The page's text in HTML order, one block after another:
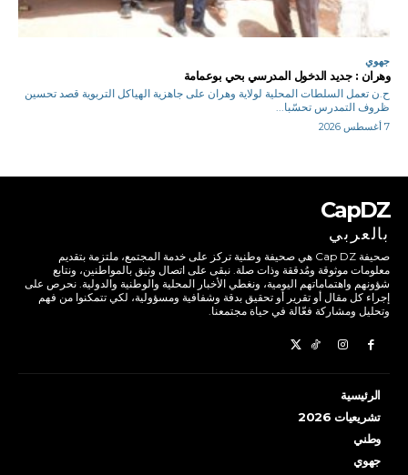
جهوي
وهران : جديد الدخول المدرسي بحي بوعمامة
ح.ن تعمل السلطات المحلية لولاية وهران على جاهزية الهياكل التربوية قصد تحسين
ظروف التمدرس تحسّبا...
7 أغسطس 2026
CapDZ
بالعربي
صحيفة Cap DZ هي صحيفة وطنية تركز على خدمة المجتمع، ملتزمة بتقديم
معلومات موثوقة ومُدققة وذات صلة. نبقى على اتصال وثيق بالمواطنين، ونتابع
شؤونهم واهتماماتهم اليومية، ونغطي الأخبار المحلية والوطنية والدولية. نحرص على
إجراء كل مقال أو تقرير أو تحقيق بدقة وشفافية ومسؤولية، لكي تتمكنوا من فهم
وتحليل ومشاركة فعّالة في حياة مجتمعنا.
الرئيسية
تشريعيات 2026
وطني
جهوي